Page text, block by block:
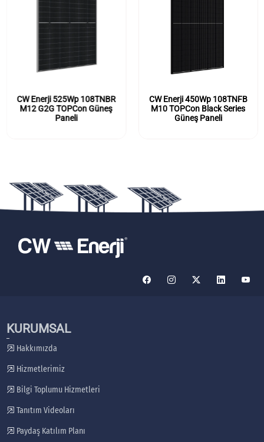
CW Enerji 525Wp 108TNBR
M12 G2G TOPCon Güneş
Paneli
CW Enerji 450Wp 108TNFB
M10 TOPCon Black Series
Güneş Paneli
KURUMSAL
Hakkımızda
Hizmetlerimiz
Bilgi Toplumu Hizmetleri
Tanıtım Videoları
Paydaş Katılım Planı